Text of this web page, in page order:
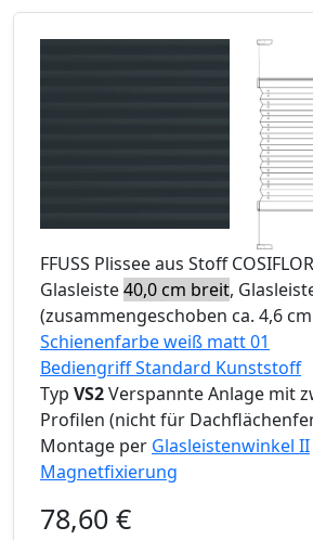
FFUSS Plissee aus Stoff
Glasleiste40,0 cm breit,
(zusammengeschoben ca. 4,6
Schienenfarbe weiß matt 01
Bediengriff Standard Kunststoff
Typ VS2Verspannte Anlage mit
Profilen (nicht für
Montage per Glasleistenwinkel II
Magnetfixierung
78,60 €